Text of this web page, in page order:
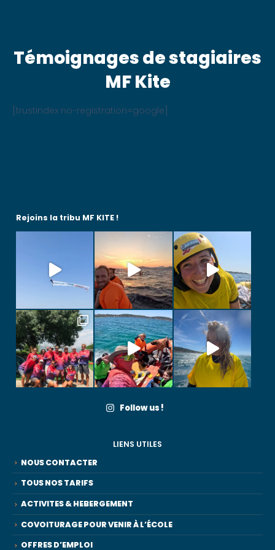
Témoignages de stagiaires
MF Kite
[trustindex no-registration=google]
Rejoins la tribu MF KITE !
Follow us !
LIENS UTILES
NOUS CONTACTER
TOUS NOS TARIFS
ACTIVITES & HEBERGEMENT
COVOITURAGE POUR VENIR À L’ÉCOLE
OFFRES D’EMPLOI